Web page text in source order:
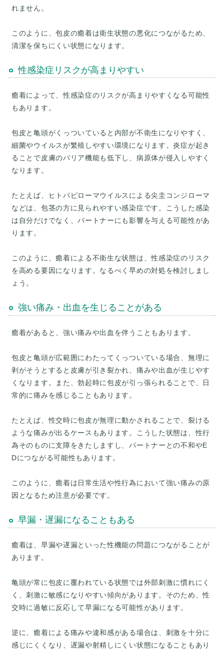
れません。
このように、包皮の癒着は衛生状態の悪化につながるため、
性感染症リスクが高まりやすい
癒着によって、性感染症のリスクが高まりやすくなる可能性
もあります。
包皮と亀頭がくっついていると内部が不衛生になりやすく、
細菌やウイルスが繁殖しやすい環境になります。炎症が起き
ることで皮膚のバリア機能も低下し、病原体が侵入しやすく
なります。
たとえば、ヒトパピローマウイルスによる尖圭コンジローマ
などは、包茎の方に見られやすい感染症です。こうした感染
は自分だけでなく、パートナーにも影響を与える可能性があ
ります。
このように、癒着による不衛生な状態は、性感染症のリスク
を高める要因になります。なるべく早めの対処を検討しまし
強い痛み・出血を生じることがある
癒着があると、強い痛みや出血を伴うこともあります。
包皮と亀頭が広範囲にわたってくっついている場合、無理に
剥がそうとすると皮膚が引き裂かれ、痛みや出血が生じやす
くなります。また、勃起時に包皮が引っ張られることで、日
常的に痛みを感じることもあります。
たとえば、性交時に包皮が無理に動かされることで、裂ける
ような痛みが出るケースもあります。こうした状態は、性行
為そのものに支障をきたしますし、パートナーとの不和やE
Dにつながる可能性もあります。
このように、癒着は日常生活や性行為において強い痛みの原
早漏・遅漏になることもある
癒着は、早漏や遅漏といった性機能の問題につながることが
あります。
亀頭が常に包皮に覆われている状態では外部刺激に慣れにく
く、刺激に敏感になりやすい傾向があります。そのため、性
交時に過敏に反応して早漏になる可能性があります。
逆に、癒着による痛みや違和感がある場合は、刺激を十分に
感じにくくなり、遅漏や射精しにくい状態になることもあり